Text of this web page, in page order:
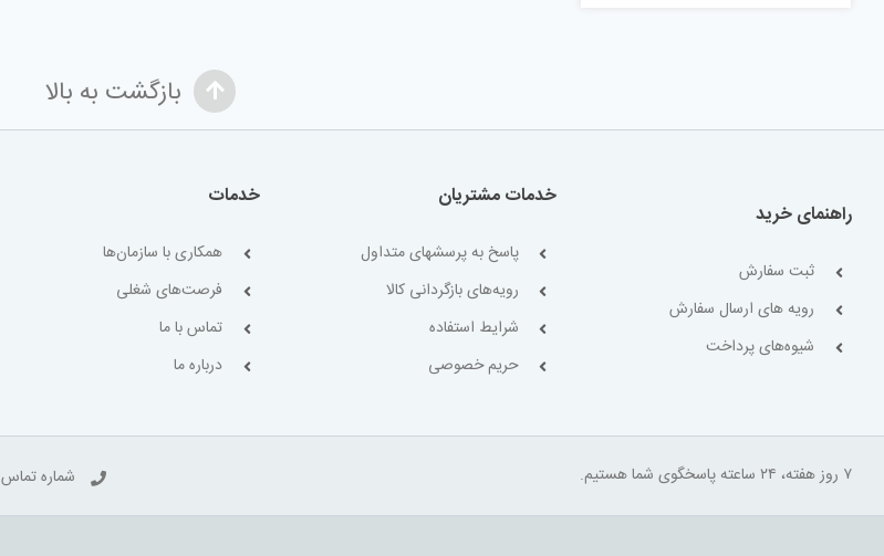
بازگشت به بالا
راهنمای خرید
ثبت سفارش
رویه های ارسال سفارش
شیوه‌های پرداخت
خدمات مشتریان
پاسخ به پرسشهای متداول
رویه‌های بازگردانی کالا
شرایط استفاده
حریم خصوصی
خدمات
همکاری با سازمان‌ها
فرصت‌های شغلی
تماس با ما
درباره ما
۷ روز هفته، ۲۴ ساعته پاسخگوی شما هستیم. شماره تماس